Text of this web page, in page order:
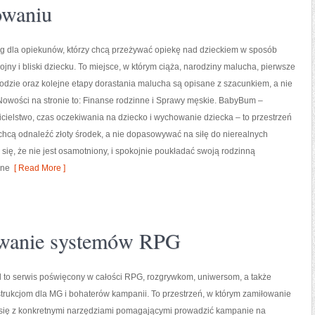
dla opiekunów, którzy chcą przeżywać opiekę nad dzieckiem w sposób
i bliski dziecku. To miejsce, w którym ciąża, narodziny malucha, pierwsze
oraz kolejne etapy dorastania malucha są opisane z szacunkiem, a nie
na stronie to: Finanse rodzinne i Sprawy męskie. BabyBum –
czas oczekiwania na dziecko i wychowanie dziecka – to przestrzeń
odnaleźć złoty środek, a nie dopasowywać na siłę do nierealnych
że nie jest osamotniony, i spokojnie poukładać swoją rodzinną
[ Read More ]
systemów RPG
serwis poświęcony w całości RPG, rozgrywkom, uniwersom, a także
dla MG i bohaterów kampanii. To przestrzeń, w którym zamiłowanie
się z konkretnymi narzędziami pomagającymi prowadzić kampanie na